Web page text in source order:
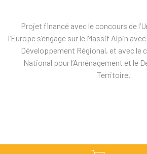
Projet financé avec le concours de
l’Europe s’engage sur le Massif Alpin
Développement Régional, et avec le
National pour l’Aménagement et le
Territoire.